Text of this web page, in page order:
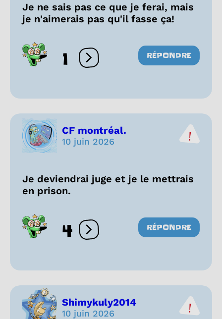
Je ne sais pas ce que je ferai, mais
je n'aimerais pas qu'il fasse ça!
1 Ouvrir les réactions
RÉPONDRE
CF montréal.
10 juin 2026
Je deviendrai juge et je le mettrais
en prison.
4 Ouvrir les réactions
RÉPONDRE
Shimykuly2014
10 juin 2026